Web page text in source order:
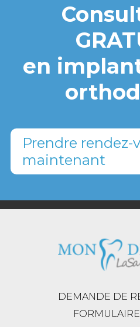
en
Prendre rendez-
maintenant
DEMANDE DE